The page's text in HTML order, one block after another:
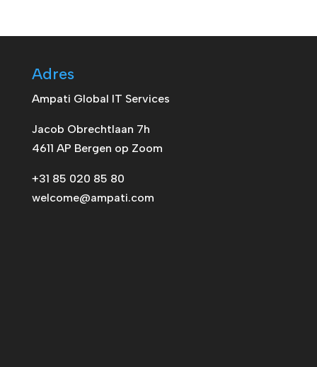
Adres
Ampati Global IT Services
Jacob Obrechtlaan 7h
4611 AP Bergen op Zoom
+31 85 020 85 80
welcome@ampati.com